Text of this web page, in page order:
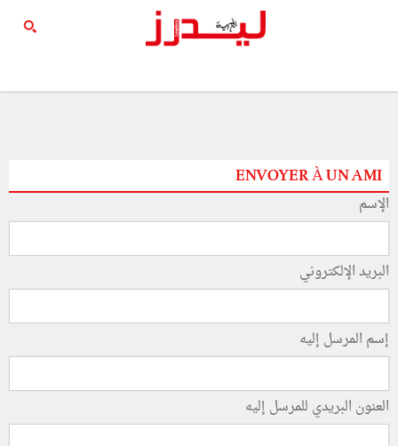
ENVOYER À UN AMI
الإسم
البريد الإلكتروني
إسم المرسل إليه
العنون البريدي للمرسل إليه